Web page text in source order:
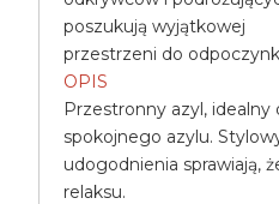
poszukują wyjątkowej
przestrzeni do
OPIS
Przestronny azyl,
spokojnego azylu.
udogodnienia sprawiają,
relaksu.